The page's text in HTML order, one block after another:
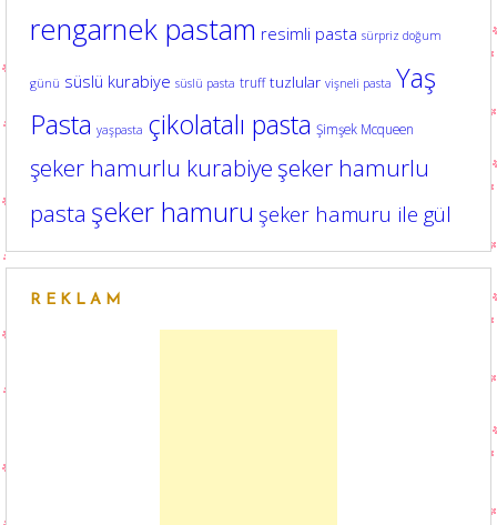
rengarnek pastam resimli pasta sürpriz doğum
günü süslü kurabiye süslü pasta truff tuzlular vişneli pasta Yaş
Pasta yaşpasta çikolatalı pasta Şimşek Mcqueen
şeker hamurlu kurabiye şeker hamurlu
pasta şeker hamuru şeker hamuru ile gül
REKLAM